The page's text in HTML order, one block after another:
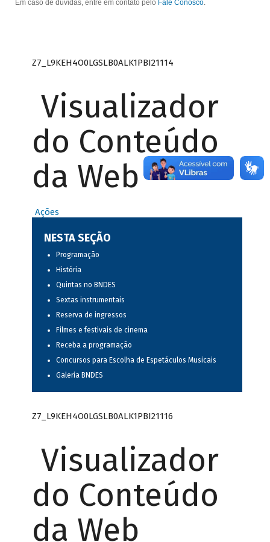
Em caso de dúvidas, entre em contato pelo Fale Conosco.
Z7_L9KEH4O0LGSLB0ALK1PBI21114
Visualizador
do Conteúdo
da Web
Ações
NESTA SEÇÃO
Programação
História
Quintas no BNDES
Sextas instrumentais
Reserva de ingressos
Filmes e festivais de cinema
Receba a programação
Concursos para Escolha de Espetáculos Musicais
Galeria BNDES
Z7_L9KEH4O0LGSLB0ALK1PBI21116
Visualizador
do Conteúdo
da Web